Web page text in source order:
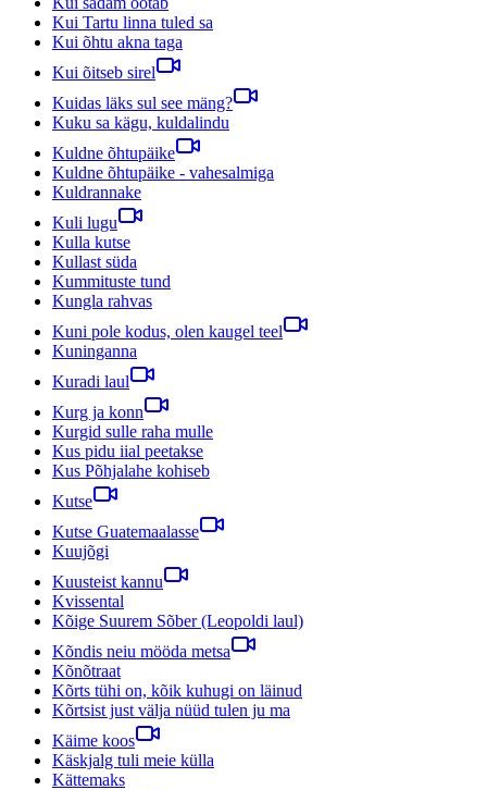
Kui Tartu linna tuled sa
Kui õhtu akna taga
Kui õitseb sirel
Kuidas läks sul see mäng?
Kuku sa kägu, kuldalindu
Kuldne õhtupäike
Kuldne õhtupäike - vahesalmiga
Kuldrannake
Kuli lugu
Kulla kutse
Kullast süda
Kummituste tund
Kungla rahvas
Kuni pole kodus, olen kaugel teel
Kuninganna
Kuradi laul
Kurg ja konn
Kurgid sulle raha mulle
Kus pidu iial peetakse
Kus Põhjalahe kohiseb
Kutse
Kutse Guatemaalasse
Kuujõgi
Kuusteist kannu
Kvissental
Kõige Suurem Sõber (Leopoldi laul)
Kõndis neiu mööda metsa
Kõnõtraat
Kõrts tühi on, kõik kuhugi on läinud
Kõrtsist just välja nüüd tulen ju ma
Käime koos
Käskjalg tuli meie külla
Kättemaks